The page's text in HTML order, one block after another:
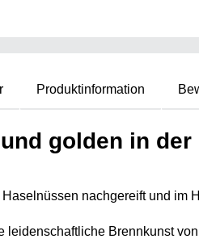
Produktinformation
golden in
nachgereift und im
leidenschaftliche Brennkunst